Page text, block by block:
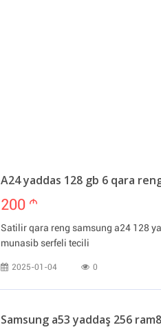
A24 yaddas 128 gb 6 qara
200 m
Satilir qara reng samsung a24 128
munasib serfeli tecili
2025-01-04 0
Samsung a53 yaddaş 256